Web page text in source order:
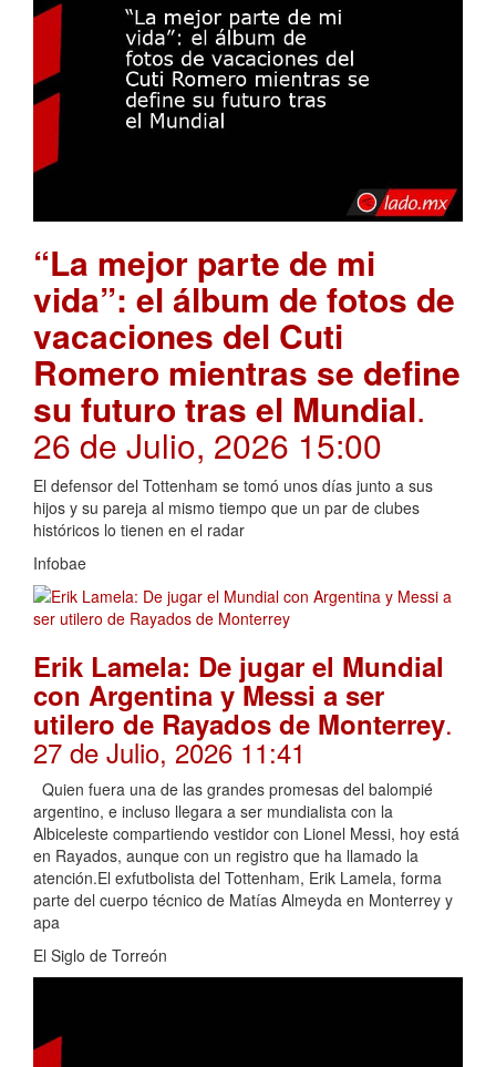
“La mejor parte de mi
vida”: el álbum de fotos de
vacaciones del Cuti
Romero mientras se define
su futuro tras el Mundial.
26 de Julio, 2026 15:00
El defensor del Tottenham se tomó unos días junto a sus
hijos y su pareja al mismo tiempo que un par de clubes
históricos lo tienen en el radar
Infobae
Erik Lamela: De jugar el Mundial
con Argentina y Messi a ser
utilero de Rayados de Monterrey.
27 de Julio, 2026 11:41
Quien fuera una de las grandes promesas del balompié
argentino, e incluso llegara a ser mundialista con la
Albiceleste compartiendo vestidor con Lionel Messi, hoy está
en Rayados, aunque con un registro que ha llamado la
atención.El exfutbolista del Tottenham, Erik Lamela, forma
parte del cuerpo técnico de Matías Almeyda en Monterrey y
apa
El Siglo de Torreón